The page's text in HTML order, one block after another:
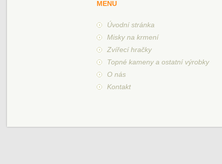
MENU
Úvodní stránka
Misky na krmení
Zvířecí hračky
Topné kameny a ostatní výrobky
O nás
Kontakt